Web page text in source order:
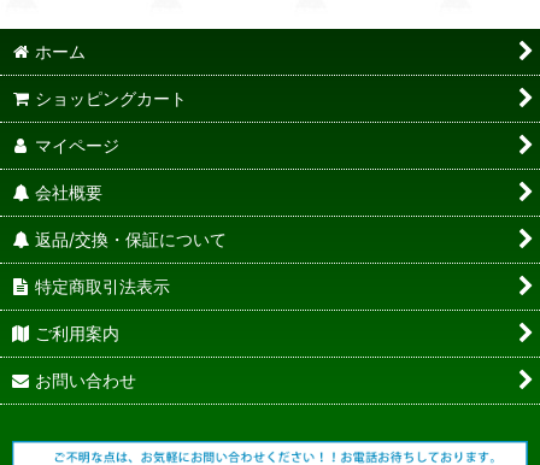
ホーム
ショッピングカート
マイページ
会社概要
返品/交換・保証について
特定商取引法表示
ご利用案内
お問い合わせ